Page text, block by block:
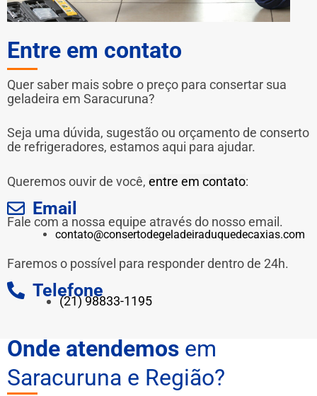
Entre em contato
Quer saber mais sobre o preço para consertar sua
geladeira em Saracuruna?
Seja uma dúvida, sugestão ou orçamento de conserto
de refrigeradores, estamos aqui para ajudar.
Queremos ouvir de você, entre em contato:
Email
Fale com a nossa equipe através do nosso email.
contato@consertodegeladeiraduquedecaxias.com
Faremos o possível para responder dentro de 24h.
Telefone
(21) 98833-1195
Onde atendemos em
Saracuruna e Região?